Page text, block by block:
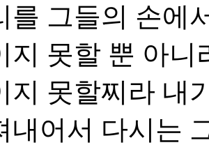
를 그들의 손에
지 못할 뿐 아
지 못할찌라 내
내어서 다시는